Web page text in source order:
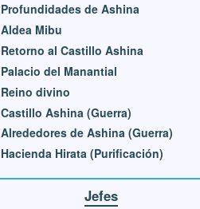
Profundidades de Ashina
Aldea Mibu
Retorno al Castillo Ashina
Palacio del Manantial
Reino divino
Castillo Ashina (Guerra)
Alrededores de Ashina (Guerra)
Hacienda Hirata (Purificación)
Jefes